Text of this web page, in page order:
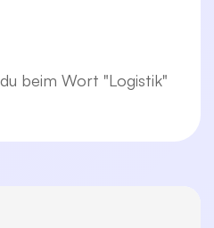
beim Wort "Logistik"